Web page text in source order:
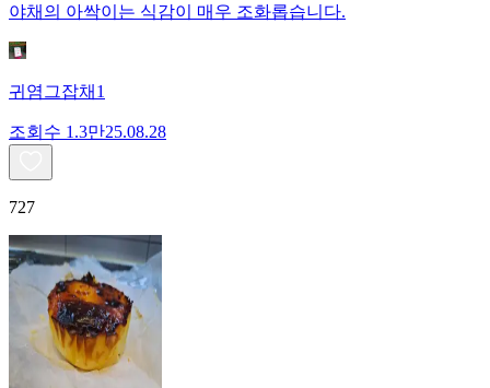
야채의 아싹이는 식감이 매우 조화롭습니다.
귀염그잡채1
조회수 1.3만25.08.28
727